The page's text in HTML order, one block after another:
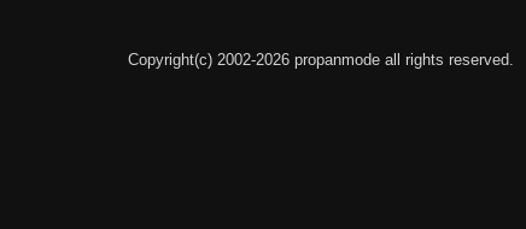
Copyright(c) 2002-2026 propanmode all rights reserved.